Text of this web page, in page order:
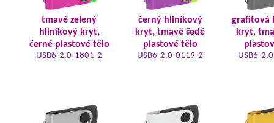
tmavě zelený
hliníkový kryt,
černé plastové tělo
USB6-2.0-1801-2
černý hliníkový
kryt, tmavě šedé
plastové tělo
USB6-2.0-0119-2
grafitová
kryt,
USB6-